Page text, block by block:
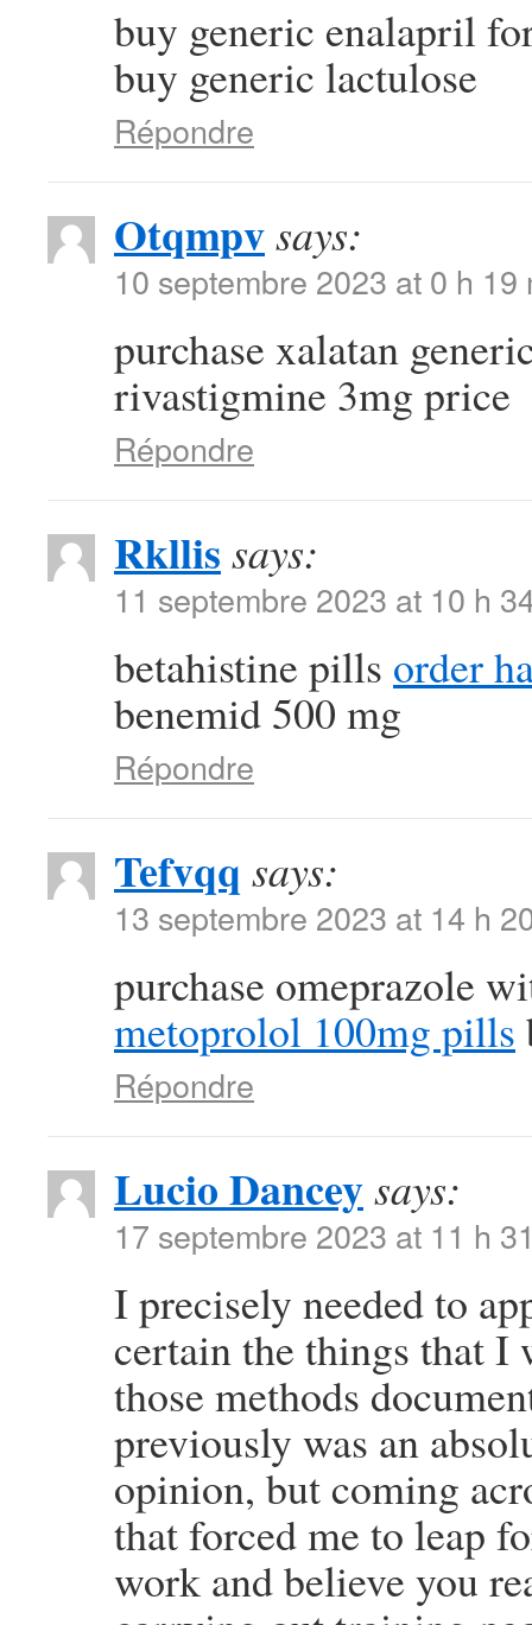
buy generic enalapril
buy generic lactulose
Répondre
Otqmpvsays:
10 septembre 2023 at 0 h 19
purchase xalatan
rivastigmine 3mg price
Répondre
Rkllis says:
11 septembre 2023 at 10 h
betahistine pills order
benemid 500 mg
Répondre
Tefvqq says:
13 septembre 2023 at 14 h
purchase omeprazole
metoprolol 100mg pills
Répondre
Lucio Danceysays:
17 septembre 2023 at 11 h
I precisely needed to
certain the things that I
those methods
previously was an
opinion, but coming
that forced me to leap
work and believe you